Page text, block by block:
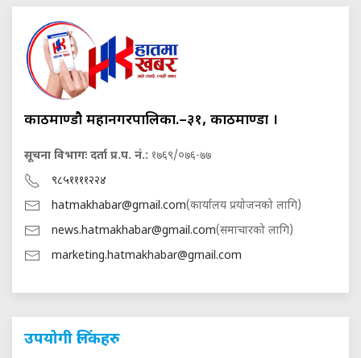
काठमाण्डौ महानगरपालिका.–३१, काठमाण्डौं ।
सूचना विभागः दर्ता प्र.प. नं.: १७६९/०७६-७७
९८५११११२२४
hatmakhabar@gmail.com(कार्यालय प्रयोजनको लागि)
news.hatmakhabar@gmail.com(समाचारको लागि)
marketing.hatmakhabar@gmail.com
उपयोगी लिंकहरु